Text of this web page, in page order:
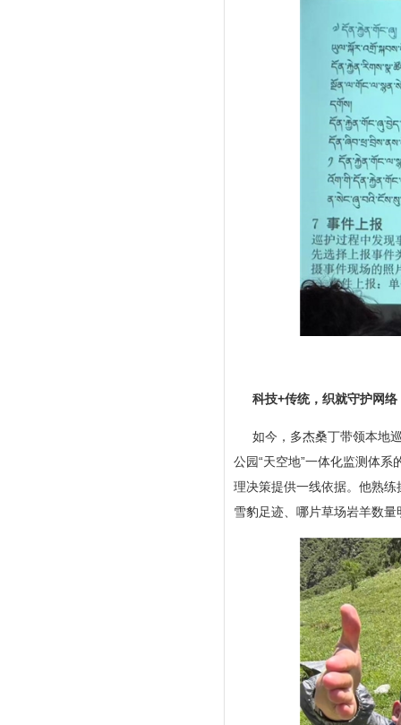
科技+传统，织就守护网络
如今，多杰桑丁带领本地
公园“天空地”一体化监测体
理决策提供一线依据。他熟
雪豹足迹、哪片草场岩羊数量